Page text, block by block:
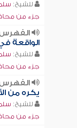
للشيخ:
جزء من
الواقعة
للشيخ:
جزء من
يكره من
للشيخ:
جزء من